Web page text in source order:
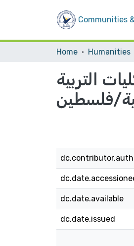
Communities
Home Humanities
التربية
فلسطين
dc.date.available
dc.date.issued